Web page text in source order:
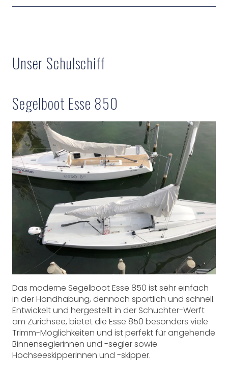
Unser Schulschiff
Segelboot Esse 850
Das moderne Segelboot Esse 850 ist sehr einfach
in der Handhabung, dennoch sportlich und schnell.
Entwickelt und hergestellt in der Schuchter-Werft
am Zürichsee, bietet die Esse 850 besonders viele
Trimm-Möglichkeiten und ist perfekt für angehende
Binnenseglerinnen und -segler sowie
Hochseeskipperinnen und -skipper.